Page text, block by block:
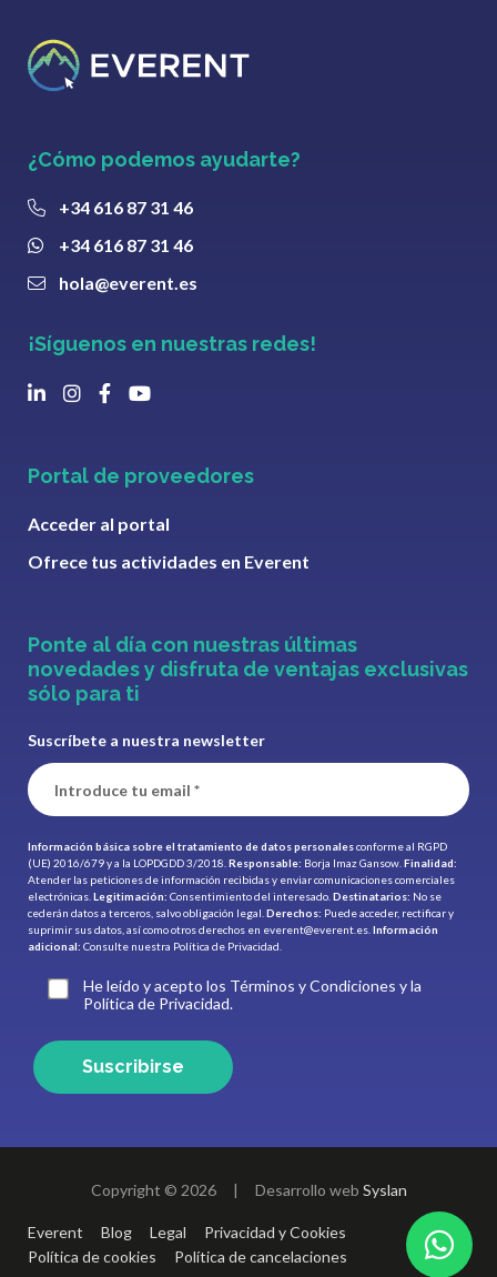
¿Cómo podemos ayudarte?
+34 616 87 31 46
+34 616 87 31 46
hola@everent.es
¡Síguenos en nuestras redes!
Portal de proveedores
Acceder al portal
Ofrece tus actividades en Everent
Ponte al día con nuestras últimas
novedades y disfruta de ventajas exclusivas
sólo para ti
Suscríbete a nuestra newsletter
Información básica sobre el tratamiento de datos personalesconforme al RGPD
(UE) 2016/679 y a la LOPDGDD 3/2018. Responsable: Borja Imaz Gansow. Finalidad:
Atender las peticiones de información recibidas y enviar comunicaciones comerciales
electrónicas. Legitimación: Consentimiento del interesado. Destinatarios: No se
cederán datos a terceros, salvo obligación legal. Derechos: Puede acceder, rectificar y
suprimir sus datos, así como otros derechos en everent@everent.es Información
adicional: Consulte nuestra Política de Privacidad.
He leído y acepto los Términos y Condiciones y la
Política de Privacidad.
Suscribirse
Copyright © 2026 | Desarrollo web Syslan
Everent Blog Legal
Privacidad y Cookies
Política de cookies
Política de cancelaciones